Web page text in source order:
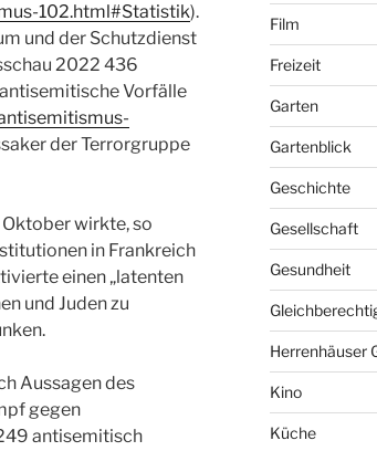
102.html#Statistik).
und der Schutzdienst
2022 436
Vorfälle
der Terrorgruppe
wirkte, so
in Frankreich
einen „latenten
und Juden zu
Aussagen des
gegen
antisemitisch
Film
Freizeit
Garten
Gartenblick
Geschichte
Gesellschaft
Gesundheit
Herrenhäuser
Kino
Küche